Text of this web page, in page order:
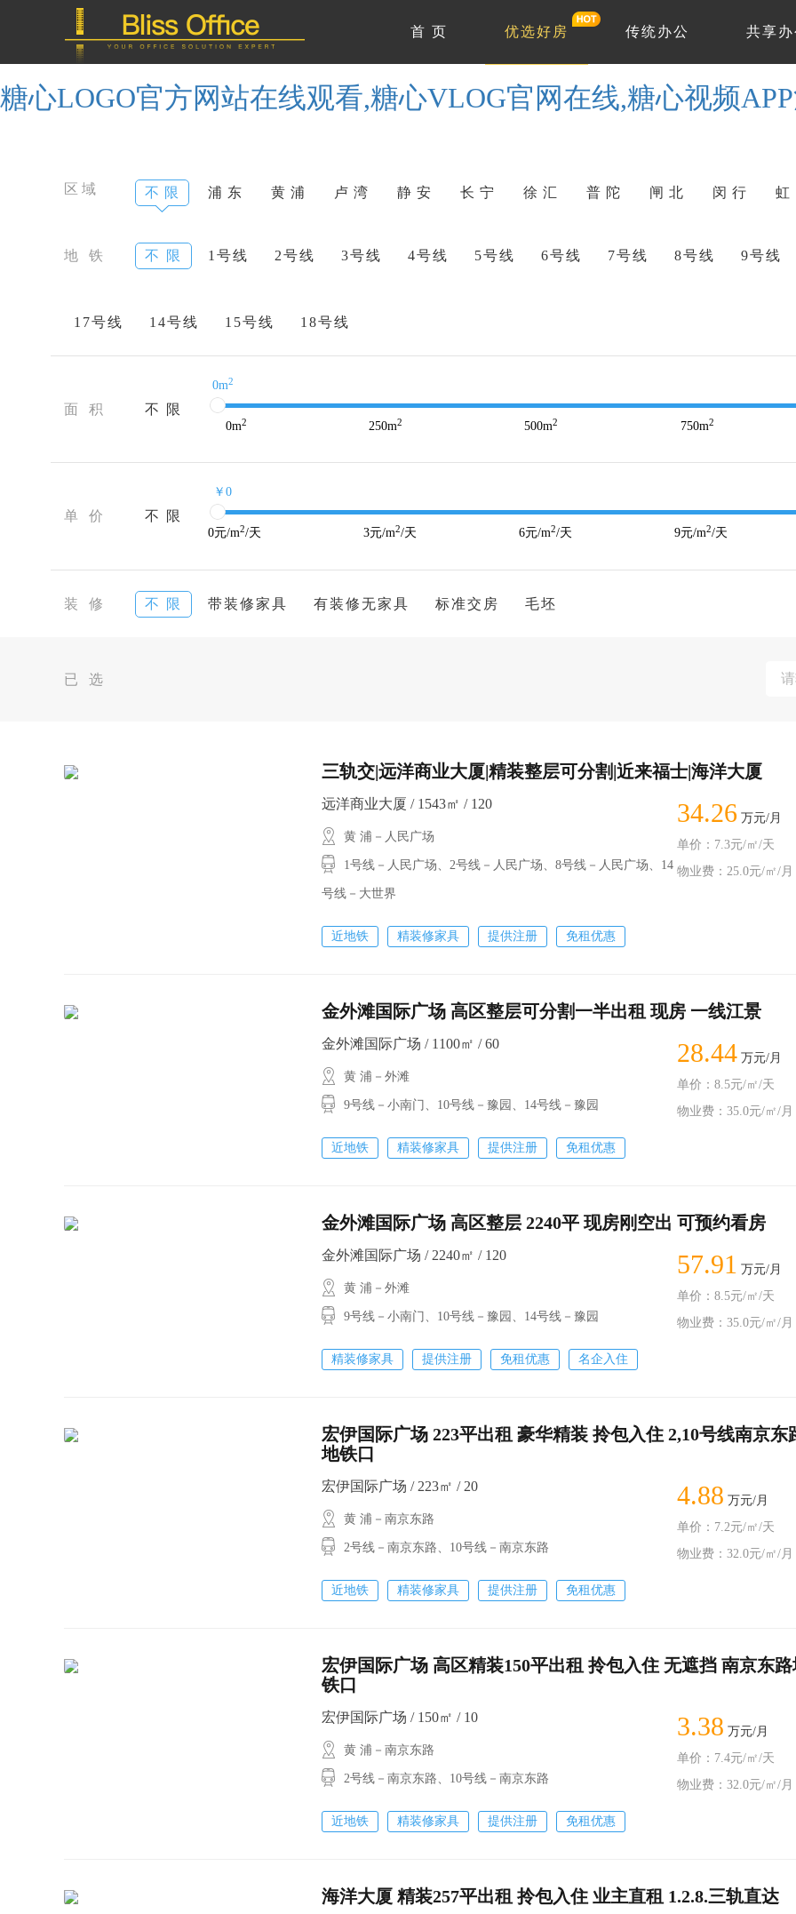
糖心LOGO官方网站在线观看,糖心VLOG官网在线,糖心视频
首 页 优选好房 传统办公 共享
区域 不 限 浦 东 黄 浦 卢 湾 静 安 长 宁 徐 汇 普 陀 闸 北 闵 行 虹
地 铁 不 限 1号线 2号线 3号线 4号线 5号线 6号线 7号线 8号线 9号线
17号线 14号线 15号线 18号线
面 积 不 限
0m2
0m2 250m2 500m2 750m2
单 价 不 限
￥0
0元/m2/天 3元/m2/天 6元/m2/天 9元/m2/天
装 修 不 限 带装修家具 有装修无家具 标准交房 毛坯
已 选
三轨交|远洋商业大厦|精装整层可分割|近来福士|海洋大厦
远洋商业大厦 / 1543㎡ / 120
黄 浦－人民广场
1号线－人民广场、2号线－人民广场、8号线－人民广场、14
号线－大世界
近地铁 精装修家具 提供注册 免租优惠
34.26 万元/月
单价：7.3元/㎡/天
物业费：25.0元/㎡/月
金外滩国际广场 高区整层可分割一半出租 现房 一线江景
金外滩国际广场 / 1100㎡ / 60
黄 浦－外滩
9号线－小南门、10号线－豫园、14号线－豫园
近地铁 精装修家具 提供注册 免租优惠
28.44 万元/月
单价：8.5元/㎡/天
物业费：35.0元/㎡/月
金外滩国际广场 高区整层 2240平 现房刚空出 可预约看房
金外滩国际广场 / 2240㎡ / 120
黄 浦－外滩
9号线－小南门、10号线－豫园、14号线－豫园
精装修家具 提供注册 免租优惠 名企入住
57.91 万元/月
单价：8.5元/㎡/天
物业费：35.0元/㎡/月
宏伊国际广场 223平出租 豪华精装 拎包入住 2,10号线南京东
地铁口
宏伊国际广场 / 223㎡ / 20
黄 浦－南京东路
2号线－南京东路、10号线－南京东路
近地铁 精装修家具 提供注册 免租优惠
4.88 万元/月
单价：7.2元/㎡/天
物业费：32.0元/㎡/月
宏伊国际广场 高区精装150平出租 拎包入住 无遮挡 南京东
铁口
宏伊国际广场 / 150㎡ / 10
黄 浦－南京东路
2号线－南京东路、10号线－南京东路
近地铁 精装修家具 提供注册 免租优惠
3.38 万元/月
单价：7.4元/㎡/天
物业费：32.0元/㎡/月
海洋大厦 精装257平出租 拎包入住 业主直租 1.2.8.三轨直达